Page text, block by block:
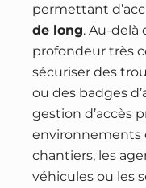
permettant
de long. Au-delà
profondeur très
sécuriser des
ou des badges
gestion d’accès
environnements
chantiers, les
véhicules ou les